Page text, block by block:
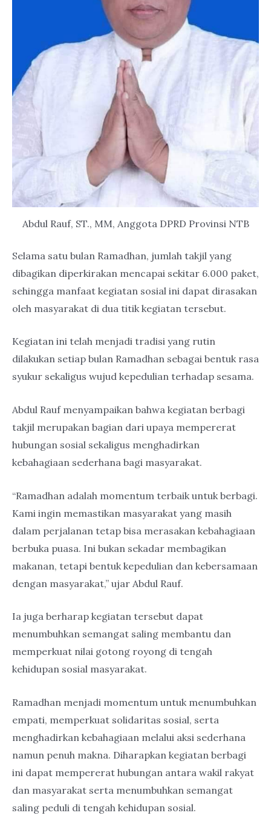
Abdul Rauf, ST., MM, Anggota DPRD Provinsi NTB
Selama satu bulan Ramadhan, jumlah takjil yang
dibagikan diperkirakan mencapai sekitar 6.000 paket,
sehingga manfaat kegiatan sosial ini dapat dirasakan
oleh masyarakat di dua titik kegiatan tersebut.
Kegiatan ini telah menjadi tradisi yang rutin
dilakukan setiap bulan Ramadhan sebagai bentuk rasa
syukur sekaligus wujud kepedulian terhadap sesama.
Abdul Rauf menyampaikan bahwa kegiatan berbagi
takjil merupakan bagian dari upaya mempererat
hubungan sosial sekaligus menghadirkan
kebahagiaan sederhana bagi masyarakat.
“Ramadhan adalah momentum terbaik untuk berbagi.
Kami ingin memastikan masyarakat yang masih
dalam perjalanan tetap bisa merasakan kebahagiaan
berbuka puasa. Ini bukan sekadar membagikan
makanan, tetapi bentuk kepedulian dan kebersamaan
dengan masyarakat,” ujar Abdul Rauf.
Ia juga berharap kegiatan tersebut dapat
menumbuhkan semangat saling membantu dan
memperkuat nilai gotong royong di tengah
kehidupan sosial masyarakat.
Ramadhan menjadi momentum untuk menumbuhkan
empati, memperkuat solidaritas sosial, serta
menghadirkan kebahagiaan melalui aksi sederhana
namun penuh makna. Diharapkan kegiatan berbagi
ini dapat mempererat hubungan antara wakil rakyat
dan masyarakat serta menumbuhkan semangat
saling peduli di tengah kehidupan sosial.